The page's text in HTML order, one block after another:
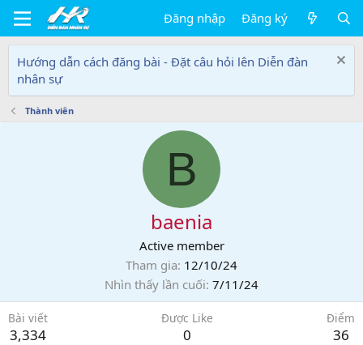
Đăng nhập Đăng ký
Hướng dẫn cách đăng bài - Đặt câu hỏi lên Diễn đàn
nhân sự
Thành viên
B
baenia
Active member
Tham gia 12/10/24
Nhìn thấy lần cuối 7/11/24
Bài viết
3,334
Được Like
0
Điểm
36